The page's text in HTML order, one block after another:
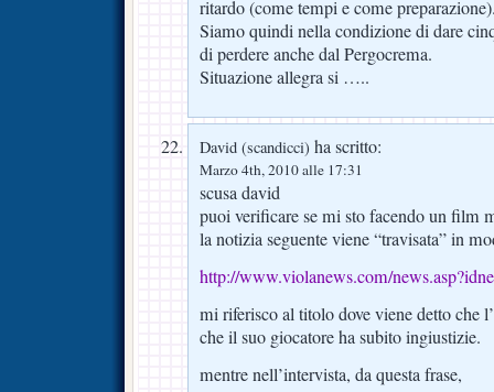
ritardo (come tempi e come
Siamo quindi nella condizione di dare
di perdere anche dal Pergocrema.
Situazione allegra si …..
David (scandicci) ha scritto:
Marzo 4th, 2010 alle 17:31
scusa david
puoi verificare se mi sto facendo un film
la notizia seguente viene “travisata” in
http://www.violanews.com/
mi riferisco al titolo dove viene detto che
che il suo giocatore ha subito ingiustizie.
mentre nell’intervista, da questa frase,